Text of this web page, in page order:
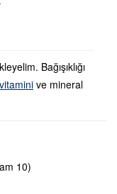
Bağışıklığı
ve mineral
10)